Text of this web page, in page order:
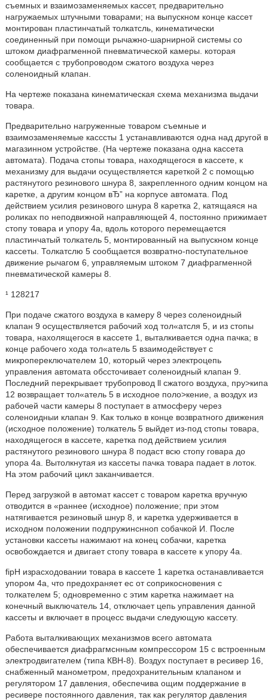
съемных и взаимозаменяемых кассет, предварительно
нагружаемых штучными товарами; на выпускном конце кассет
монтирован пластинчатый толкатсль, кинематически
соединенный при помощи рычажно-шарнирной системы со
штоком диафрагменной пневматической камеры. которая
сообщается с трубопроводом сжатого воздуха через
соленоидный клапан.
На чертеже показана кинематическая схема механизма выдачи
товара.
Предварительно нагруженные товаром съемные и
взаимозаменяемые касссты 1 устанавливаются одна над другой в
магазинном устройстве. (На чертеже показана одна кассета
автомата). Подача стопы товара, находящегося в кассете, к
механизму для выдачи осуществляется кареткой 2 с помощью
растянутого резинового шнура 8, закрепленного одним концом на
каретке, а другим концом вЂ” на корпусе автомата. Под
действием усилия резинового шнура 8 каретка 2, катящаяся на
роликах по неподвижной направляющей 4, постоянно прижимает
стопу товара и упору 4а, вдоль которого перемещается
пластинчатый толкатель 5, монтированный на выпускном конце
кассеты. Толкатслю 5 сообщается возвратно-поступательное
движение рычагом 6, управляемым штоком 7 диафрагменной
пневматической камеры 8.
¹ 128217
При подаче сжатого воздуха в камеру 8 через соленоидный
клапан 9 осуществляется рабочий ход тол«атсля 5, и из стопы
товара, нахолящегося в кассете 1, выталкивается одна пачка; в
конце рабочего хода тол«атель 5 взаимодействует с
микропереключателем 10, который через электроцепь
управления автомата обссточивает соленоидный клапан 9.
Последний перекрывает трубопровод ll сжатого воздуха, пру>кипа
12 возвращает тол«атель 5 в исходное поло>кение, а воздух из
рабочей части камеры 8 поступает в атмосферу через
соленоидныи клапан 9. Как только в конце возвратного движения
(исходное положение) толкатель 5 выйдет из-под стопы товара,
находящегося в кассете, каретка под действием усилия
растянутого резинового шнура 8 подаст всю стопу говара до
упора 4а. Вытолкнутая из кассеты пачка товара падает в лоток.
На этом рабочий цикл заканчивается.
Перед загрузкой в автомат кассет с товаром каретка вручную
отводится в «раннее (исходное) положение; при этом
натягивается резиновый шнур 8, и каретка удерживается в
исходном положении подпружинснноп собачкой И. После
установки кассеты нажимают на конец собачки, каретка
освобождается и двигает стопу товара в кассете к упору 4а.
fipH израсходовании товара в кассете 1 каретка останавливается
упором 4а, что предохраняет ес от соприкосновения с
толкателем 5; одновременно с этим каретка нажимает на
конечный выключатель 14, отключает цепь управления данной
кассеты и включает в процесс выдачи следующую кассету.
Работа выталкивающих механизмов всего автомата
обеспечивается диафрагмснным компрессором 15 с встроенным
электродвигателем (типа КВН-8). Воздух поступает в ресивер 16,
снабженный манометром, предохранительным клапаном и
регулятором 17 давления, обеспечива ощим поддержание в
ресивере постоянного давления, так как регулятор давления